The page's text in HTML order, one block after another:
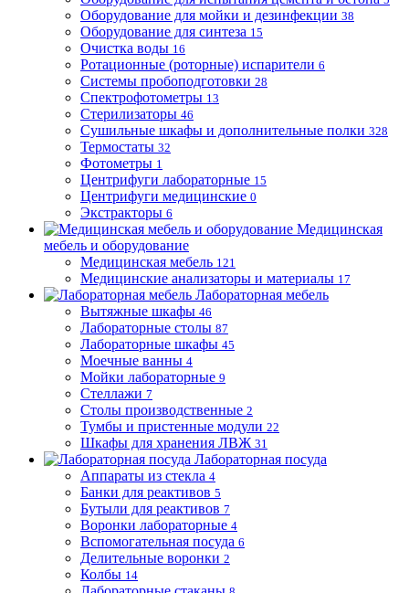
Оборудование для мойки и дезинфекции 38
Оборудование для синтеза 15
Очистка воды 16
Ротационные (роторные) испарители 6
Системы пробоподготовки 28
Спектрофотометры 13
Стерилизаторы 46
Сушильные шкафы и дополнительные полки 328
Термостаты 32
Фотометры 1
Центрифуги лабораторные 15
Центрифуги медицинские 0
Экстракторы 6
Медицинская
мебель и оборудование
Медицинская мебель 121
Медицинские анализаторы и материалы 17
Лабораторная мебель
Вытяжные шкафы 46
Лабораторные столы 87
Лабораторные шкафы 45
Моечные ванны 4
Мойки лабораторные 9
Стеллажи 7
Столы производственные 2
Тумбы и пристенные модули 22
Шкафы для хранения ЛВЖ 31
Лабораторная посуда
Аппараты из стекла 4
Банки для реактивов 5
Бутыли для реактивов 7
Воронки лабораторные 4
Вспомогательная посуда 6
Делительные воронки 2
Колбы 14